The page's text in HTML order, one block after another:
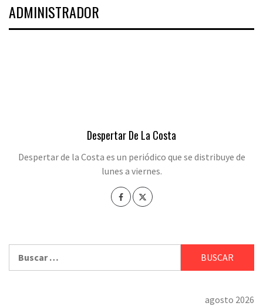
ADMINISTRADOR
Despertar De La Costa
Despertar de la Costa es un periódico que se distribuye de
lunes a viernes.
agosto 2026